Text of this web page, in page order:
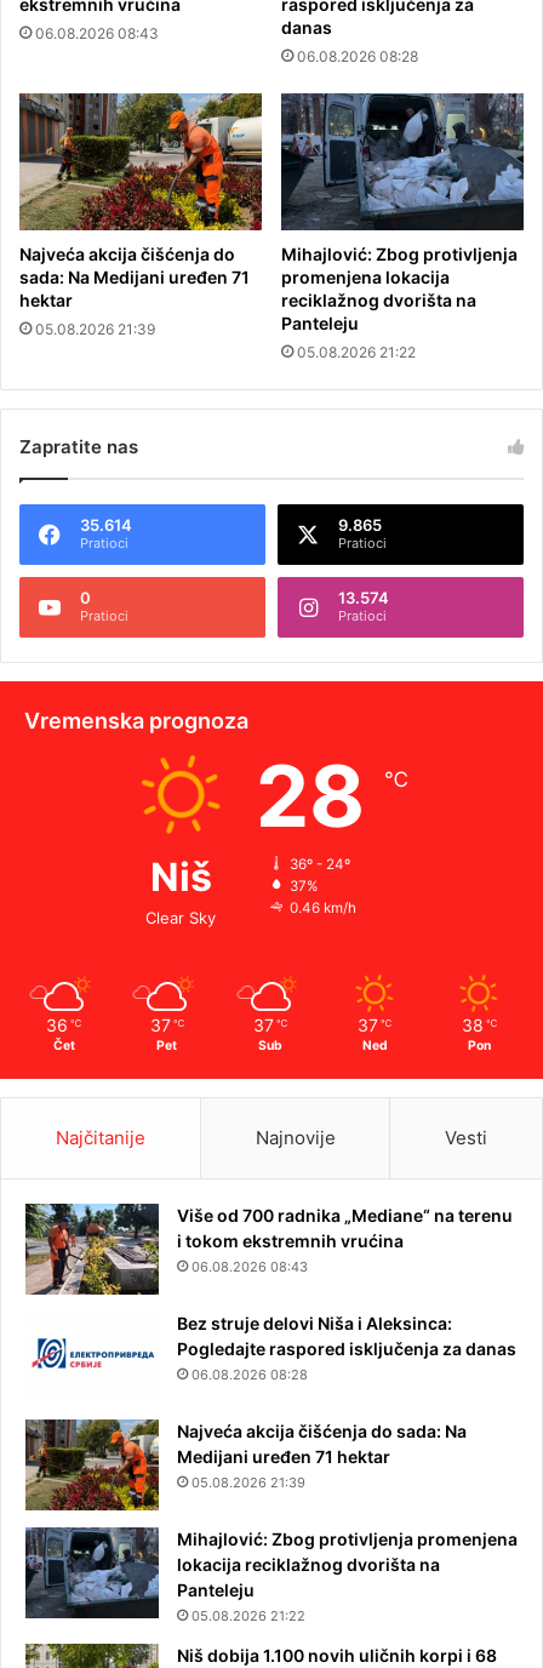
ekstremnih vrućina
06.08.2026 08:43
raspored isključenja za
danas
06.08.2026 08:28
Najveća akcija čišćenja do
sada: Na Medijani uređen 71
hektar
05.08.2026 21:39
Mihajlović: Zbog protivljenja
promenjena lokacija
reciklažnog dvorišta na
Panteleju
05.08.2026 21:22
Zapratite nas
35.614
Pratioci
9.865
Pratioci
0
Pratioci
13.574
Pratioci
Vremenska prognoza
Niš
Clear Sky
28 ℃
36º - 24º
37%
0.46 km/h
36 ℃
Čet
37 ℃
Pet
37 ℃
Sub
37 ℃
Ned
38 ℃
Pon
Najčitanije Najnovije Vesti
Više od 700 radnika „Mediane“ na terenu
i tokom ekstremnih vrućina
06.08.2026 08:43
Bez struje delovi Niša i Aleksinca:
Pogledajte raspored isključenja za danas
06.08.2026 08:28
Najveća akcija čišćenja do sada: Na
Medijani uređen 71 hektar
05.08.2026 21:39
Mihajlović: Zbog protivljenja promenjena
lokacija reciklažnog dvorišta na
Panteleju
05.08.2026 21:22
Niš dobija 1.100 novih uličnih korpi i 68